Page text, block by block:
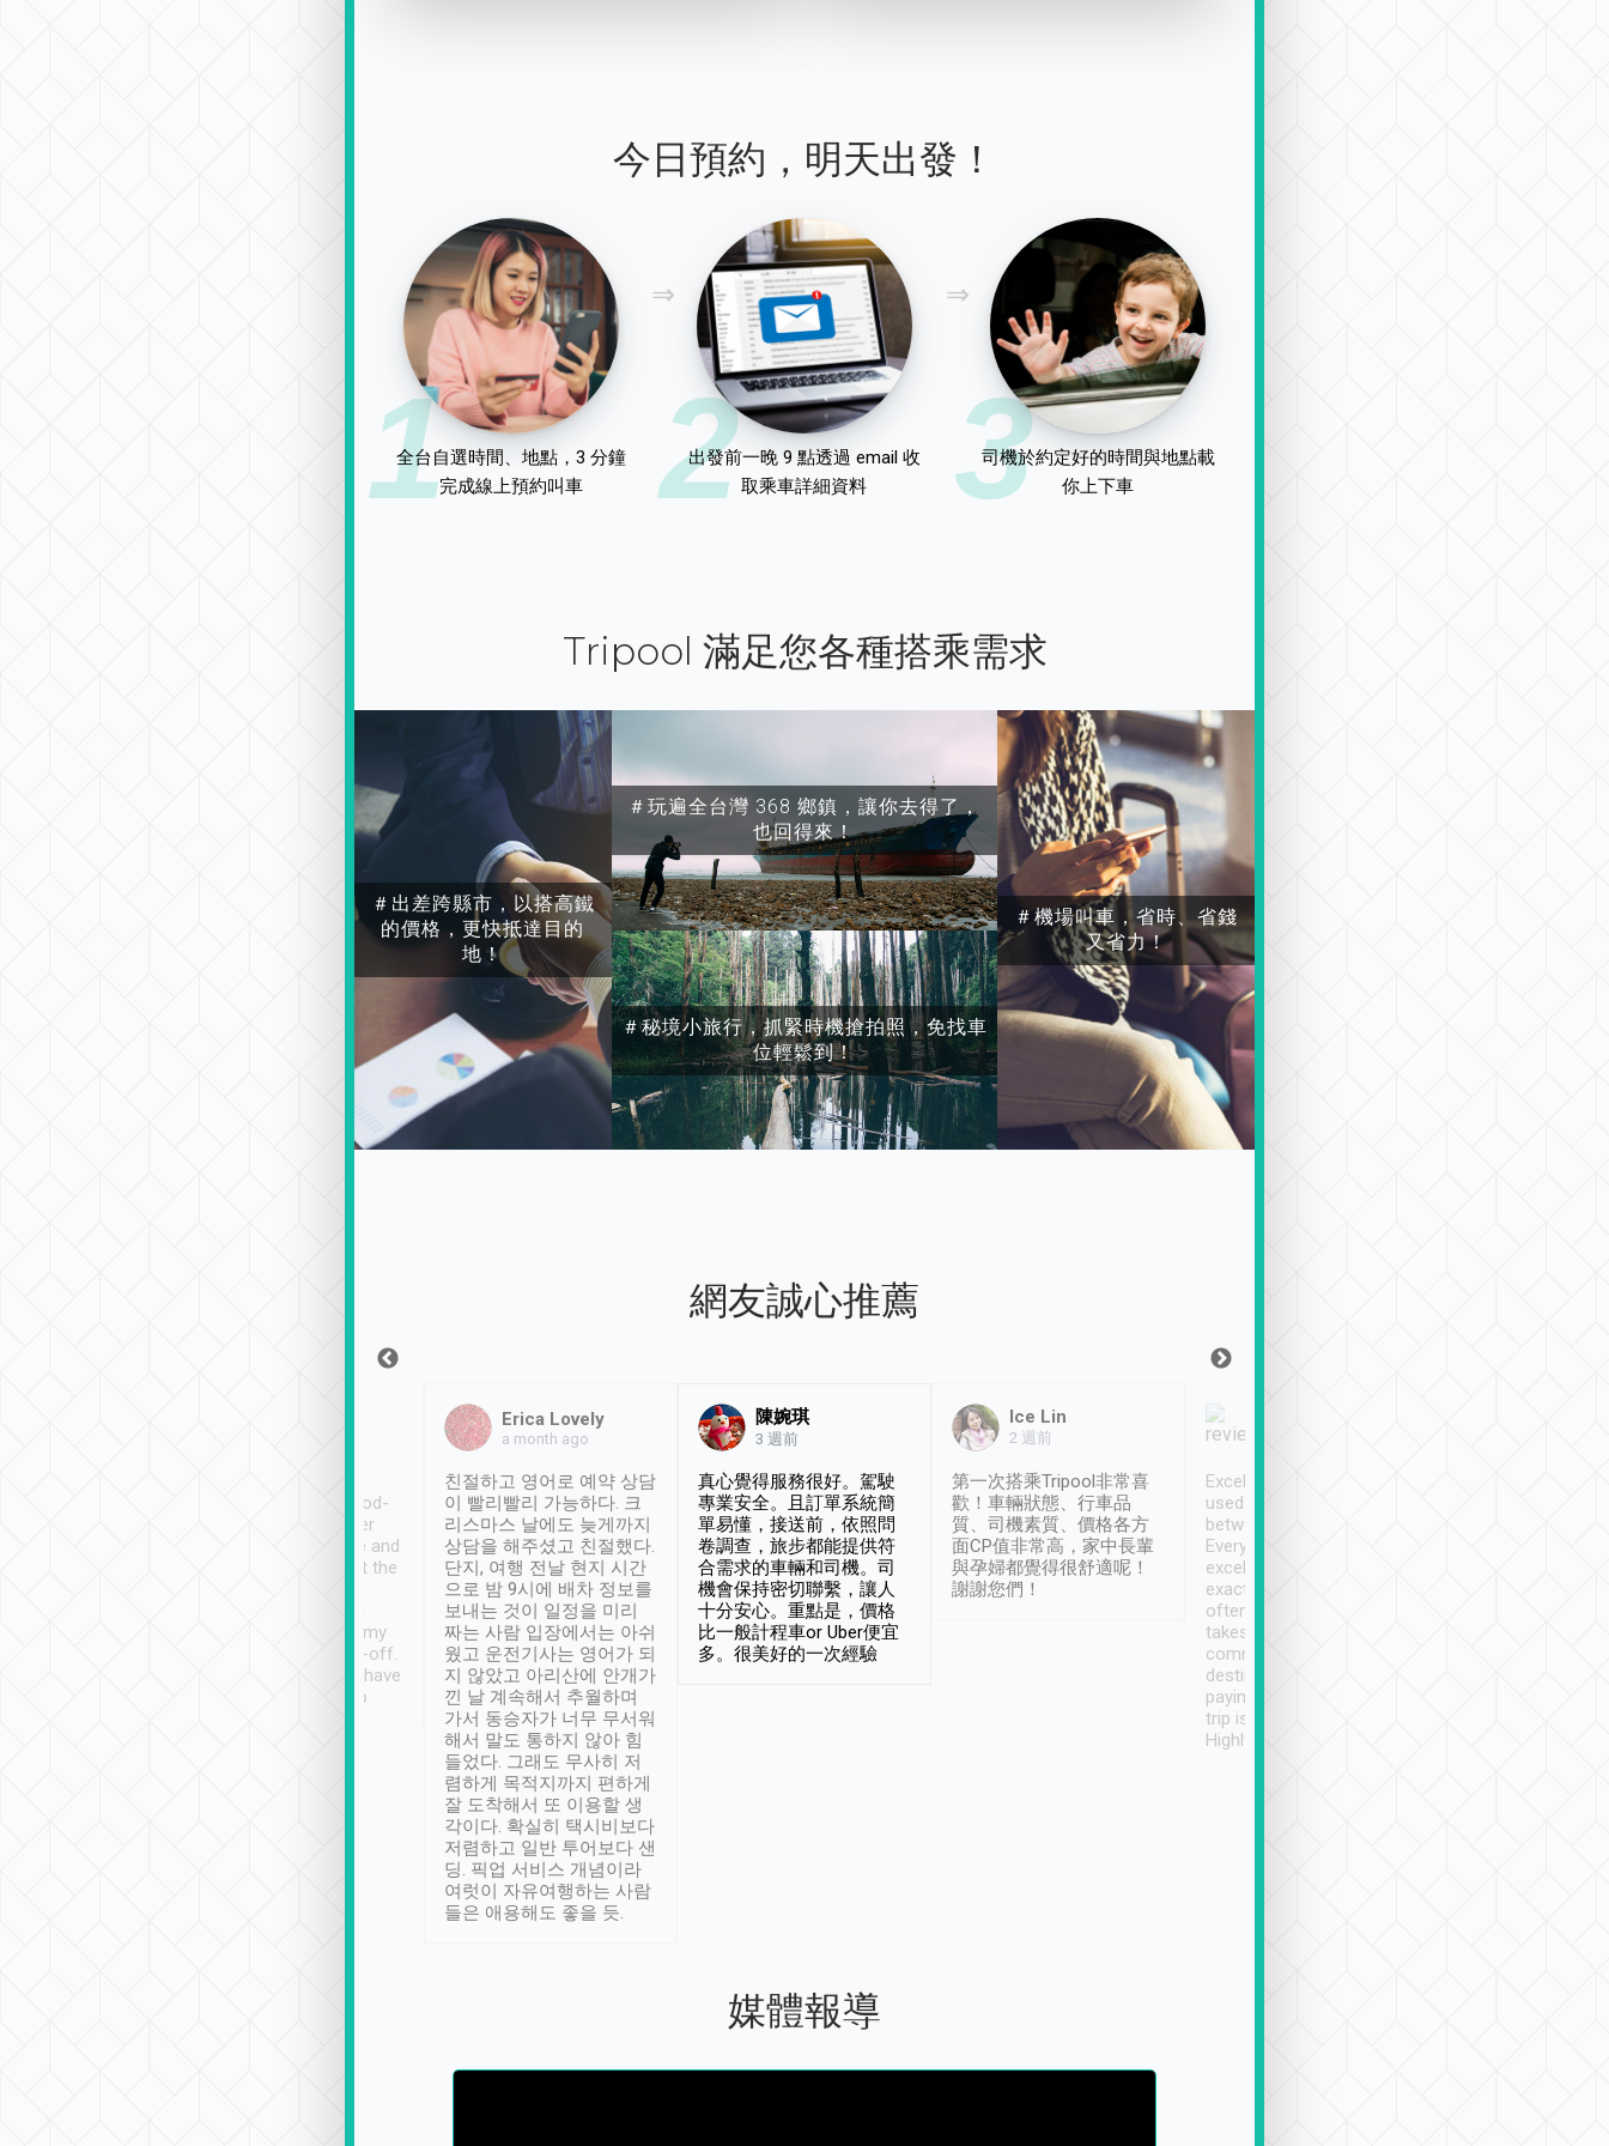
今日預約，明天出發！
1
全台自選時間、地點，3 分鐘
完成線上預約叫車
2
出發前一晚 9 點透過 email 收
取乘車詳細資料
3
司機於約定好的時間與地點載
你上下車
Tripool 滿足您各種搭乘需求
＃出差跨縣市，以搭高鐵
的價格，更快抵達目的
地！
＃玩遍全台灣 368 鄉鎮，讓你去得了，
也回得來！
＃秘境小旅行，抓緊時機搶拍照，免找車
位輕鬆到！
＃機場叫車，省時、省錢
又省力！
網友誠心推薦
service, vehicles in good-
condition and the driver
service was awesome and
thoughtful. Driver went the
have safely arrived at my
destination after drop-off.
Definitely something I have
not seen elsewhere 👍
Erica Lovely
a month ago
친절하고 영어로 예약 상담
이 빨리빨리 가능하다. 크
리스마스 날에도 늦게까지
상담을 해주셨고 친절했다.
단지, 여행 전날 현지 시간
으로 밤 9시에 배차 정보를
보내는 것이 일정을 미리
짜는 사람 입장에서는 아쉬
웠고 운전기사는 영어가 되
지 않았고 아리산에 안개가
낀 날 계속해서 추월하며
가서 동승자가 너무 무서워
해서 말도 통하지 않아 힘
들었다. 그래도 무사히 저
렴하게 목적지까지 편하게
잘 도착해서 또 이용할 생
각이다. 확실히 택시비보다
저렴하고 일반 투어보다 샌
딩. 픽업 서비스 개념이라
여럿이 자유여행하는 사람
들은 애용해도 좋을 듯.
陳婉琪
3 週前
真心覺得服務很好。駕駛
專業安全。且訂單系統簡
單易懂，接送前，依照問
卷調查，旅步都能提供符
合需求的車輛和司機。司
機會保持密切聯繫，讓人
十分安心。重點是，價格
比一般計程車or Uber便宜
多。很美好的一次經驗
Ice Lin
2 週前
第一次搭乘Tripool非常喜
歡！車輛狀態、行車品
質、司機素質、價格各方
面CP值非常高，家中長輩
與孕婦都覺得很舒適呢！
謝謝您們！
Excellent service. We have
used Tripool to travel
between cities in Taiwan.
Every driver has been
excellent and arrives
exactly on time. As there is
often limited English it
takes the difficulty out of
communicating the
destination details and
paying online prior to the
trip is very convenient.
Highly recommended
媒體報導